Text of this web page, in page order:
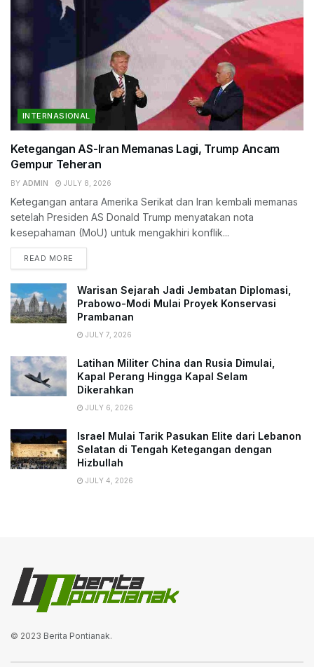
INTERNASIONAL
Ketegangan AS-Iran Memanas Lagi, Trump Ancam
Gempur Teheran
BY ADMIN JULY 8, 2026
Ketegangan antara Amerika Serikat dan Iran kembali memanas
setelah Presiden AS Donald Trump menyatakan nota
kesepahaman (MoU) untuk mengakhiri konflik...
READ MORE
Warisan Sejarah Jadi Jembatan Diplomasi,
Prabowo-Modi Mulai Proyek Konservasi
Prambanan
JULY 7, 2026
Latihan Militer China dan Rusia Dimulai,
Kapal Perang Hingga Kapal Selam
Dikerahkan
JULY 6, 2026
Israel Mulai Tarik Pasukan Elite dari Lebanon
Selatan di Tengah Ketegangan dengan
Hizbullah
JULY 4, 2026
© 2023 Berita Pontianak.